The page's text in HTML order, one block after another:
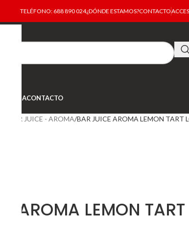
TELÉFONO: 688 890 024¿DÓNDE ESTAMOS?CONTACTO
TIENDACONTACTO
BAR JUICE - AROMA BAR JUICE AROMA LEMON TART
AROMA LEMON TART